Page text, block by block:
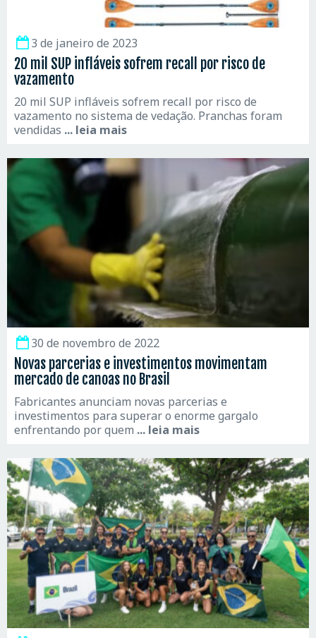
3 de janeiro de 2023
20 mil SUP infláveis sofrem recall por risco de
vazamento
20 mil SUP infláveis sofrem recall por risco de
vazamento no sistema de vedação. Pranchas foram
vendidas ... leia mais
30 de novembro de 2022
Novas parcerias e investimentos movimentam
mercado de canoas no Brasil
Fabricantes anunciam novas parcerias e
investimentos para superar o enorme gargalo
enfrentando por quem ... leia mais